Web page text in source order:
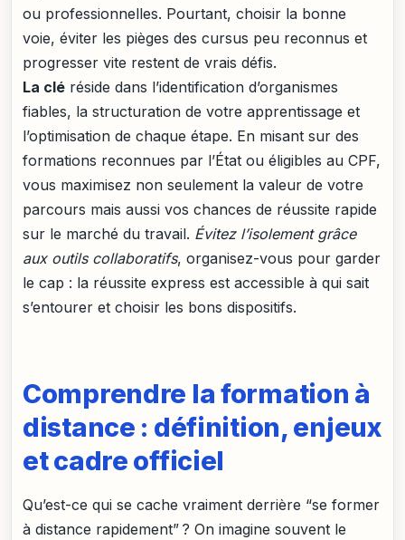
ou professionnelles. Pourtant, choisir la bonne
voie, éviter les pièges des cursus peu reconnus et
progresser vite restent de vrais défis.
La clé réside dans l’identification d’organismes
fiables, la structuration de votre apprentissage et
l’optimisation de chaque étape. En misant sur des
formations reconnues par l’État ou éligibles au CPF,
vous maximisez non seulement la valeur de votre
parcours mais aussi vos chances de réussite rapide
sur le marché du travail. Évitez l’isolement grâce
aux outils collaboratifs, organisez-vous pour garder
le cap : la réussite express est accessible à qui sait
s’entourer et choisir les bons dispositifs.
Comprendre la formation à
distance : définition, enjeux
et cadre officiel
Qu’est-ce qui se cache vraiment derrière “se former
à distance rapidement” ? On imagine souvent le